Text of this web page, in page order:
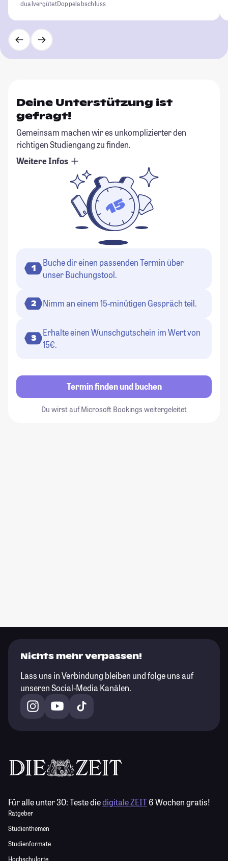
dualvergütetDoppelabschluss
Deine Unterstützung ist
gefragt!
Gemeinsam machen wir es unkomplizierter den
richtigen Studiengang zu finden.
Weitere Infos
1
Buche dir einen passenden Termin über
unser Buchungstool.
2 Nimm an einem 15-minütigen Gespräch teil.
3
Erhalte einen Wunschgutschein im Wert von
15€.
Termin finden und buchen
Du wirst auf Microsoft Bookings weitergeleitet
Nichts mehr verpassen!
Lass uns in Verbindung bleiben und folge uns auf
unseren Social-Media Kanälen.
Für alle unter 30:Teste diedigitale ZEIT6 Wochen gratis!
Ratgeber
Studienthemen
Studienformate
Hochschulorte